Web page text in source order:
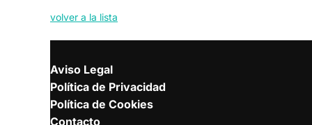
volver a la lista
Aviso Legal
Política de Privacidad
Política de Cookies
Contacto